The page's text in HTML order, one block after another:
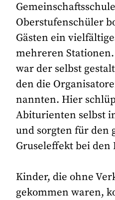
Oberstufenschüler
Gästen ein
mehreren
war der selbst
den die
nannten. Hier
Abiturienten selbst
und sorgten für den
Gruseleffekt bei den
Kinder, die ohne
gekommen waren,